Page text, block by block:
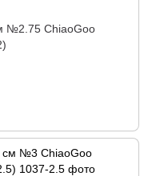
№2.75 ChiaoGoo